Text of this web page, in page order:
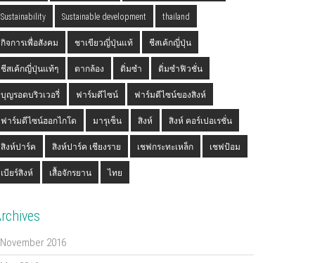
Sustainability Sustainable development thailand
กิจการเพื่อสังคม ชาเขียวญี่ปุ่นแท้ ชีสเค้กญี่ปุ่น
ชีสเค้กญี่ปุ่นแท้ๆ ตากล้อง ติ่มซำ ติ่มซำฟิวชั่น
บุญรอดบริวเวอรี่ ฟาร์มดีไซน์ ฟาร์มดีไซน์ของสิงห์
ฟาร์มดีไซน์ฮอกไกโด มารุเซ็น สิงห์ สิงห์ คอร์เปอเรชั่น
สิงห์ปาร์ค สิงห์ปาร์ค เชียงราย เชฟกระทะเหล็ก เชฟป้อม
เบียร์สิงห์ เสื้อจักรยาน ไทย
November 2016